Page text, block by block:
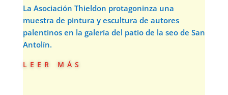
La Asociación Thieldon protagoninza una
muestra de pintura y escultura de autores
palentinos en la galería del patio de la seo de San
Antolín.
leer más